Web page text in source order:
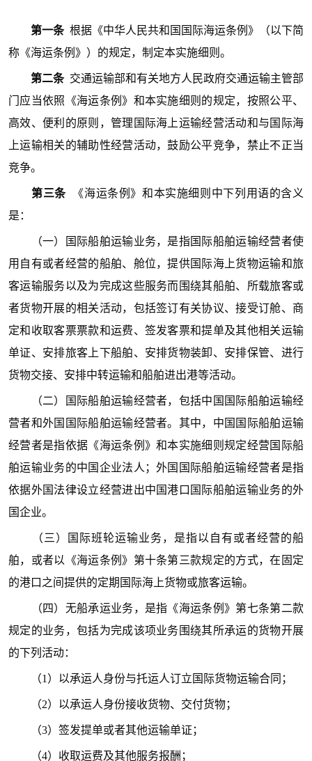
第一条 根据《中华人民共和国国际海运条例》（以下简
称《海运条例》）的规定，制定本实施细则。
第二条 交通运输部和有关地方人民政府交通运输主管部
门应当依照《海运条例》和本实施细则的规定，按照公平、
高效、便利的原则，管理国际海上运输经营活动和与国际海
上运输相关的辅助性经营活动，鼓励公平竞争，禁止不正当
竞争。
第三条
《海运条例》和本实施细则中下列用语的含义
是：
（一）国际船舶运输业务，是指国际船舶运输经营者使
用自有或者经营的船舶、舱位，提供国际海上货物运输和旅
客运输服务以及为完成这些服务而围绕其船舶、所载旅客或
者货物开展的相关活动，包括签订有关协议、接受订舱、商
定和收取客票票款和运费、签发客票和提单及其他相关运输
单证、安排旅客上下船舶、安排货物装卸、安排保管、进行
货物交接、安排中转运输和船舶进出港等活动。
（二）国际船舶运输经营者，包括中国国际船舶运输经
营者和外国国际船舶运输经营者。其中，中国国际船舶运输
经营者是指依据《海运条例》和本实施细则规定经营国际船
舶运输业务的中国企业法人；外国国际船舶运输经营者是指
依据外国法律设立经营进出中国港口国际船舶运输业务的外
国企业。
（三）国际班轮运输业务，是指以自有或者经营的船
舶，或者以《海运条例》第十条第三款规定的方式，在固定
的港口之间提供的定期国际海上货物或旅客运输。
（四）无船承运业务，是指《海运条例》第七条第二款
规定的业务，包括为完成该项业务围绕其所承运的货物开展
的下列活动：
（1）以承运人身份与托运人订立国际货物运输合同；
（2）以承运人身份接收货物、交付货物；
（3）签发提单或者其他运输单证；
（4）收取运费及其他服务报酬；